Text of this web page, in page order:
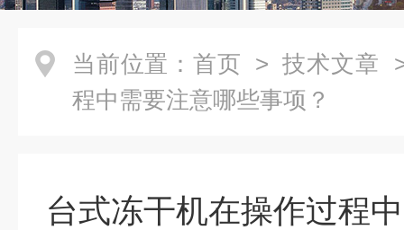
当前位置： 首页 > 技术文章
程中需要注意哪些事项？
台式冻干机在操作过程